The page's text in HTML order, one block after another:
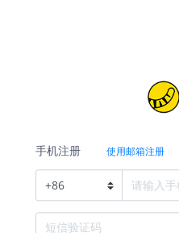
手机注册 使用邮箱注册
+86